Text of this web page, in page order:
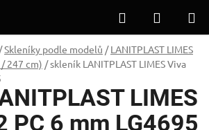
Hľadať
KOŠÍK
/Skleníky podle modelů / LANITPLAST LIMES
247 cm) /skleník LANITPLAST LIMES Viva
LIMES
PC 6 mm LG4695